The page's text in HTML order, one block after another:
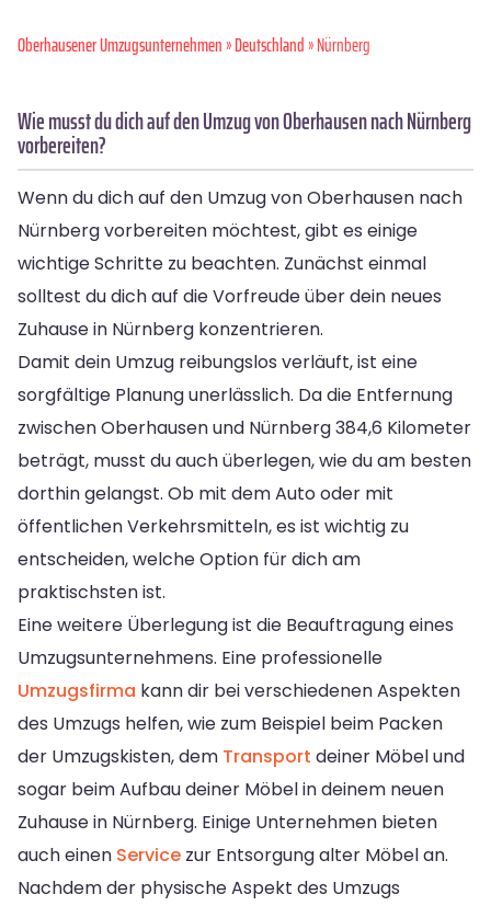
Oberhausener Umzugsunternehmen»Deutschland» Nürnberg
Wie musst du dich auf den Umzug von Oberhausen nach Nürnberg
vorbereiten?
Wenn du dich auf den Umzug von Oberhausen nach
Nürnberg vorbereiten möchtest, gibt es einige
wichtige Schritte zu beachten. Zunächst einmal
solltest du dich auf die Vorfreude über dein neues
Zuhause in Nürnberg konzentrieren.
Damit dein Umzug reibungslos verläuft, ist eine
sorgfältige Planung unerlässlich. Da die Entfernung
zwischen Oberhausen und Nürnberg 384,6 Kilometer
beträgt, musst du auch überlegen, wie du am besten
dorthin gelangst. Ob mit dem Auto oder mit
öffentlichen Verkehrsmitteln, es ist wichtig zu
entscheiden, welche Option für dich am
praktischsten ist.
Eine weitere Überlegung ist die Beauftragung eines
Umzugsunternehmens. Eine professionelle
Umzugsfirma kann dir bei verschiedenen Aspekten
des Umzugs helfen, wie zum Beispiel beim Packen
der Umzugskisten, dem Transport deiner Möbel und
sogar beim Aufbau deiner Möbel in deinem neuen
Zuhause in Nürnberg. Einige Unternehmen bieten
auch einen Service zur Entsorgung alter Möbel an.
Nachdem der physische Aspekt des Umzugs